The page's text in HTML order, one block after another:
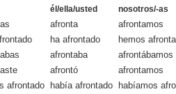
él/ella/usted nosotros/-as
afronta afrontamos
ha afrontado hemos
afrontaba afrontábamos
afrontó afrontamos
afrontado había afrontado habíamos